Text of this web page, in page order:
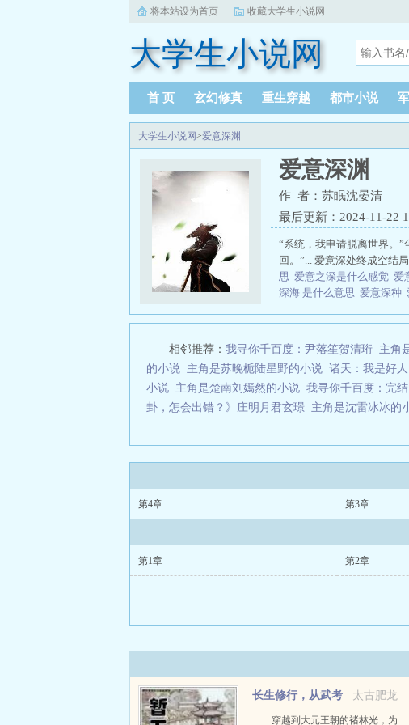
将本站设为首页 收藏大学生小说网
大学生小说网
首 页 玄幻修真 重生穿越 都市小说
大学生小说网>爱意深渊
爱意深渊
作 者：苏眠沈晏清
最后更新：2024-11-22
“系统，我申请脱离世界。
回。”... 爱意深处终成空结
思 爱意之深是什么感觉 爱
深海 是什么意思 爱意深种
相邻推荐： 我寻你千百度：尹落笙贺清珩 主角
的小说 主角是苏晚栀陆星野的小说 诸天：我是好
小说 主角是楚南刘嫣然的小说 我寻你千百度：完
卦，怎会出错？》庄明月君玄璟 主角是沈雷冰冰的
第4章 第3章
第1章 第2章
太古肥龙
长生修行，从武考
科举开始
穿越到大元王朝的褚林光，为